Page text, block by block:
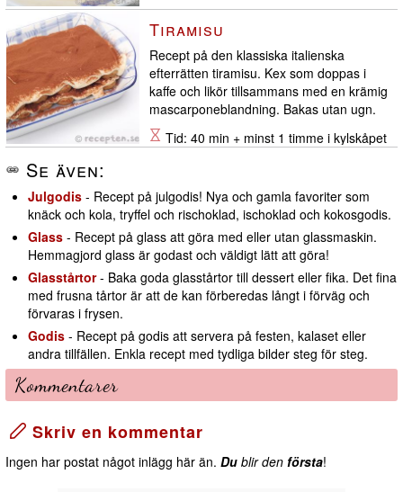
frysen
Tiramisu
Recept på den klassiska italienska
efterrätten tiramisu. Kex som doppas i
kaffe och likör tillsammans med en krämig
mascarponeblandning. Bakas utan ugn.
Tid: 40 min + minst 1 timme i kylskåpet
Se även:
Julgodis - Recept på julgodis! Nya och gamla favoriter som
knäck och kola, tryffel och rischoklad, ischoklad och kokosgodis.
Glass - Recept på glass att göra med eller utan glassmaskin.
Hemmagjord glass är godast och väldigt lätt att göra!
Glasstårtor- Baka goda glasstårtor till dessert eller fika. Det fina
med frusna tårtor är att de kan förberedas långt i förväg och
förvaras i frysen.
Godis - Recept på godis att servera på festen, kalaset eller
andra tillfällen. Enkla recept med tydliga bilder steg för steg.
Kommentarer
Skriv en kommentar
Ingen har postat något inlägg här än. Du blir den första!